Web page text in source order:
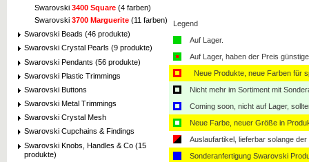
Swarovski 3400 Square (4 farben)
Swarovski 3700 Marguerite (11 farben)
Swarovski Beads (46 produkte)
Swarovski Crystal Pearls (9 produkte)
Swarovski Pendants (56 produkte)
Swarovski Plastic Trimmings
Swarovski Buttons
Swarovski Metal Trimmings
Swarovski Crystal Mesh
Swarovski Cupchains & Findings
Swarovski Knobs, Handles & Co (15
produkte)
Zum Vergrößern
Zum Vergrößern
klicken
Legend
Auf Lager.
Auf Lager, haben der Preis
Neue Produkte, neue Farben für
Nicht mehr im Sortiment mit
Coming soon, nicht auf Lager,
Neue Farbe, neuer Größe in
Auslaufartikel, lieferbar solange der
Sonderanfertigung Swarovski